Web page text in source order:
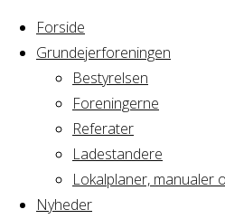
Forside
Grundejerforeningen
Bestyrelsen
Foreningerne
Referater
Ladestandere
Lokalplaner, manualer
Nyheder
Home
Arrangement
Privat
arrangement :
Navngivning